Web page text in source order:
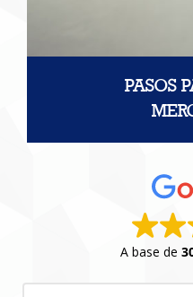
PASOS
A base de